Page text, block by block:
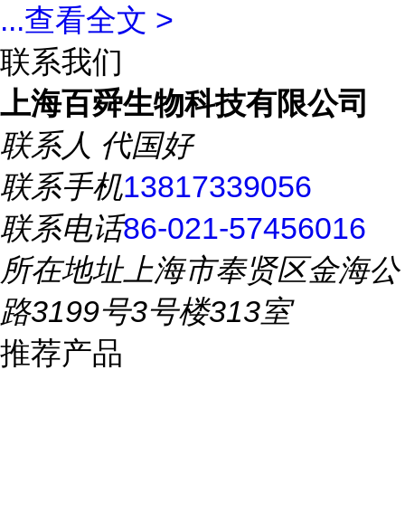
...查看全文 >
联系我们
上海百舜生物科技有限公司
联系人 代国好
联系手机13817339056
联系电话86-021-57456016
所在地址上海市奉贤区金海公
路3199号3号楼313室
推荐产品